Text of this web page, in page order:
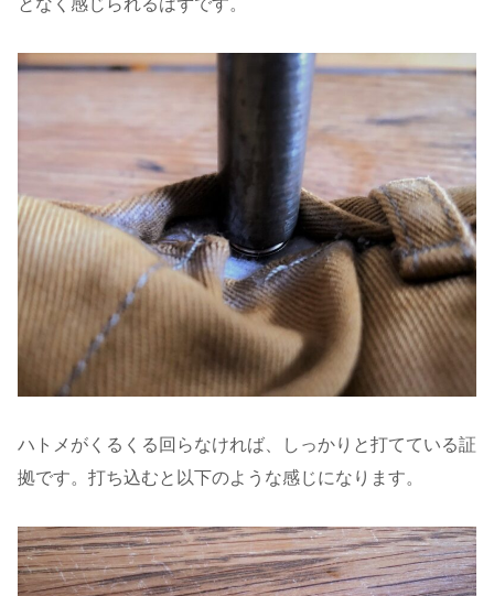
となく感じられるはずです。
ハトメがくるくる回らなければ、しっかりと打てている証
拠です。打ち込むと以下のような感じになります。